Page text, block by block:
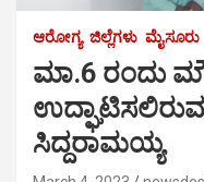
ಆರೋಗ್ಯ ಜಿಲ್ಲೆಗಳು ಮೈಸೂರು
ಮಾ.6 ರಂದು
ಸಿದ್ದರಾಮಯ್ಯ